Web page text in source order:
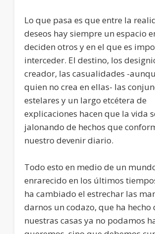
Lo que pasa es que entre la
deseos hay siempre un espacio
deciden otros y en el que es
interceder. El destino, los
creador, las casualidades -
quien no crea en ellas- las
estelares y un largo etcétera de
explicaciones hacen que la vida
jalonando de hechos que
nuestro devenir diario.
Todo esto en medio de un
enrarecido en los últimos
ha cambiado el estrechar las
darnos un codazo, que ha hecho
nuestras casas ya no podamos